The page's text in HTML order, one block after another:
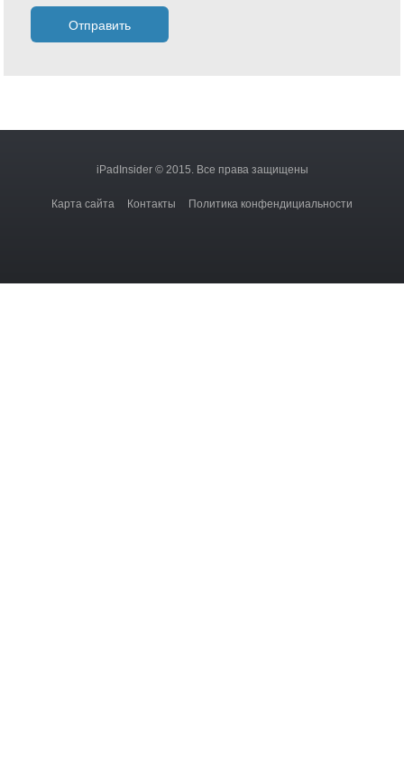
iPadInsider © 2015. Все права защищены
Карта сайта Контакты Политика конфендициальности